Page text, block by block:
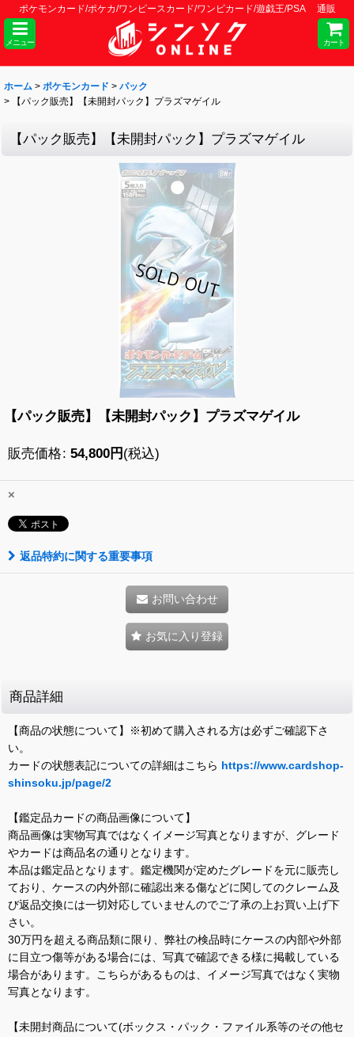
ポケモンカード/ポケカ/ワンピースカード/ワンピカード/遊戯王/PSA 通販
メニュー カート
ホーム > ポケモンカード > パック
>
【パック販売】【未開封パック】プラズマゲイル
【パック販売】【未開封パック】プラズマゲイル
【パック販売】【未開封パック】プラズマゲイル
販売価格: 54,800円 (税込)
×
返品特約に関する重要事項
お問い合わせ
お気に入り登録
商品詳細
【商品の状態について】※初めて購入される方は必ずご確認下さ
い。
カードの状態表記についての詳細はこちら https://www.cardshop-
shinsoku.jp/page/2
【鑑定品カードの商品画像について】
商品画像は実物写真ではなくイメージ写真となりますが、グレード
やカードは商品名の通りとなります。
本品は鑑定品となります。鑑定機関が定めたグレードを元に販売し
ており、ケースの内外部に確認出来る傷などに関してのクレーム及
び返品交換には一切対応していませんのでご了承の上お買い上げ下
さい。
30万円を超える商品類に限り、弊社の検品時にケースの内部や外部
に目立つ傷等がある場合には、写真で確認できる様に掲載している
場合があります。こちらがあるものは、イメージ写真ではなく実物
写真となります。
【未開封商品について(ボックス・パック・ファイル系等のその他セ